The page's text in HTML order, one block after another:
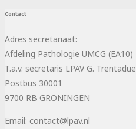
Contact
Adres secretariaat:
Afdeling Pathologie UMCG (EA10)
T.a.v. secretaris LPAV G. Trentadue
Postbus 30001
9700 RB GRONINGEN
Email: contact@lpav.nl